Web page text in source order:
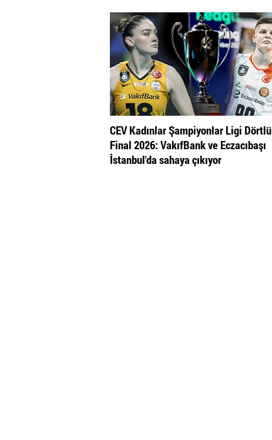
CEV Kadınlar Şampiyonlar Ligi Dörtlü
Final 2026: VakıfBank ve Eczacıbaşı
İstanbul'da sahaya çıkıyor